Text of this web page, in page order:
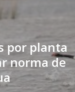
por planta
norma de